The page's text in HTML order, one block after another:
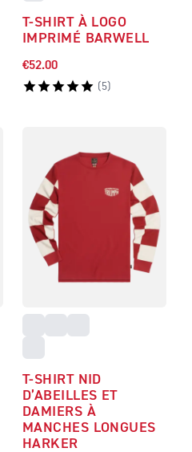
T-SHIRT À LOGO
IMPRIMÉ BARWELL
€52.00
( 5)
T-SHIRT NID
D’ABEILLES ET
DAMIERS À
MANCHES LONGUES
HARKER